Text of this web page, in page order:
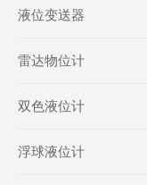
液位变送器
雷达物位计
双色液位计
浮球液位计